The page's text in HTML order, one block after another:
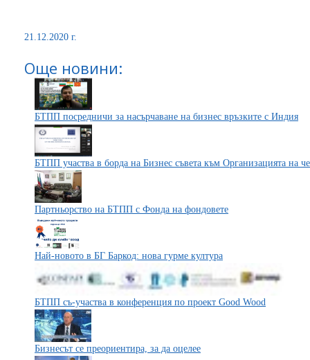
21.12.2020 г.
Още новини:
БТПП посредничи за насърчаване на бизнес връзките с Индия
БТПП участва в борда на Бизнес съвета към Организацията на
Партньорство на БТПП с Фонда на фондовете
Най-новото в БГ Баркод: нова гурме култура
БТПП съ-участва в конференция по проект Good Wood
Бизнесът се преориентира, за да оцелее